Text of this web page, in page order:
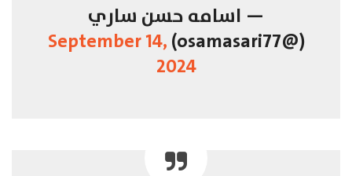
— اسامه حسن ساري
(@osamasari77)
September 14,
2024